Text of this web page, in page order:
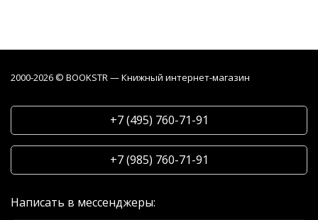
2000-2026 © BOOKSTR — Книжный интернет-магазин
+7 (495) 760-71-91
+7 (985) 760-71-91
Написать в мессенджеры: